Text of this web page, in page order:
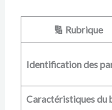
🔢 Rubrique
Identification des
Caractéristiques du